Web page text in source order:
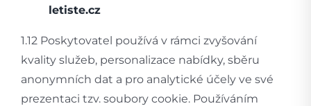
letiste.cz
1.12 Poskytovatel používá v rámci zvyšování
kvality služeb, personalizace nabídky, sběru
anonymních dat a pro analytické účely ve své
prezentaci tzv. soubory cookie. Používáním